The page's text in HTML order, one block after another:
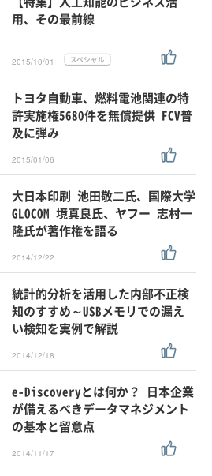
用、その最前線
2015/10/01
トヨタ自動車、燃料電池関連の特
許実施権5680件を無償提供 FCV普
及に弾み
2015/01/06
大日本印刷 池田敬二氏、国際大学
GLOCOM 境真良氏、ヤフー 志村一
隆氏が著作権を語る
2014/12/22
統計的分析を活用した内部不正検
知のすすめ～USBメモリでの漏え
い検知を実例で解説
2014/12/18
e-Discoveryとは何か？ 日本企業
が備えるべきデータマネジメント
の基本と留意点
2014/11/17